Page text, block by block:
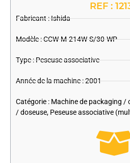
REF :
Fabricant :Ishida
Modèle : CCW-M-214W-S/30-WP
Type : Peseuse associative
Année de la machine : 2001
Catégorie : Machine de packaging /
/ doseuse, Peseuse associative